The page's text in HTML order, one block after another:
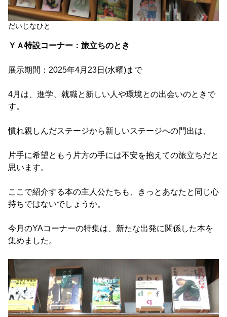
だいじなひと
ＹＡ特設コーナー：旅立ちのとき
展示期間：2025年4月23日(水曜)まで
4月は、進学、就職と新しい人や環境との出会いのときで
す。
慣れ親しんだステージから新しいステージへの門出は、
片手に希望ともう片方の手には不安を抱えての旅立ちだと
思います。
ここで紹介する本の主人公たちも、きっとあなたと同じ心
持ちではないでしょうか。
今月のYAコーナーの特集は、新たな出発に関係した本を
集めました。